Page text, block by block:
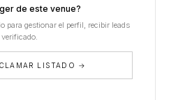
de este venue?
para gestionar el perfil, recibir leads
LISTADO →